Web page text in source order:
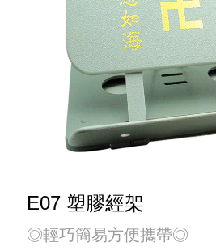
E07 塑膠經架
◎輕巧簡易方便攜帶◎